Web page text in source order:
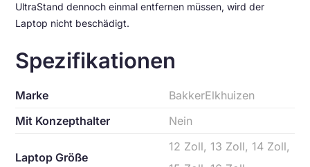
UltraStand dennoch einmal entfernen müssen, wird der
Laptop nicht beschädigt.
Spezifikationen
Marke
BakkerElkhuizen
Mit Konzepthalter
Nein
Laptop Größe
12 Zoll, 13 Zoll, 14 Zoll,